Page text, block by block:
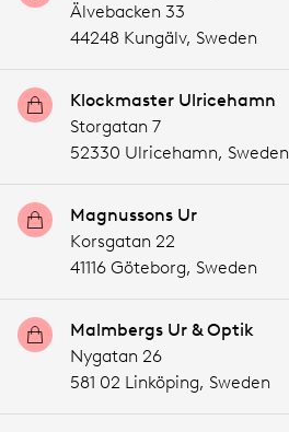
Älvebacken 33
44248 Kungälv, Sweden
Klockmaster Ulricehamn
Storgatan 7
52330 Ulricehamn, Sweden
Magnussons Ur
Korsgatan 22
41116 Göteborg, Sweden
Malmbergs Ur & Optik
Nygatan 26
581 02 Linköping, Sweden